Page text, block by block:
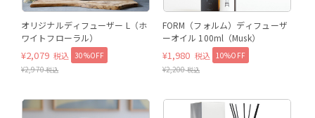
オリジナルディフューザー L（ホ
ワイトフローラル）
¥2,079 税込 30%OFF
¥2,970税込
FORM（フォルム）ディフューザ
ーオイル 100ml（Musk）
¥1,980 税込
10%OFF
¥2,200税込